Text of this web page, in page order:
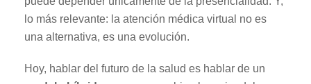
lo más relevante: la atención médica virtual no es
una alternativa, es una evolución.
Hoy, hablar del futuro de la salud es hablar de un